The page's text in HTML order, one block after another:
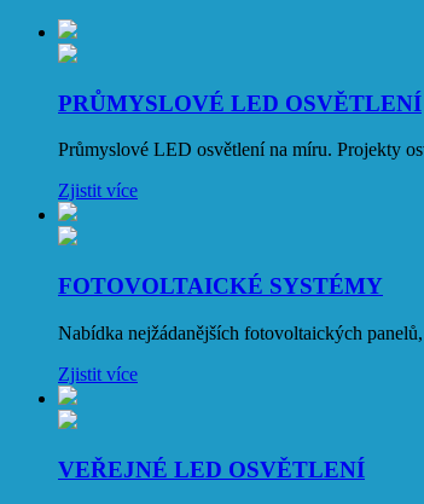
PRŮMYSLOVÉ LED OSVĚTLENÍ
Průmyslové LED osvětlení na míru. Projekty
Zjistit více
FOTOVOLTAICKÉ SYSTÉMY
Nabídka nejžádanějších fotovoltaických
Zjistit více
VEŘEJNÉ LED OSVĚTLENÍ